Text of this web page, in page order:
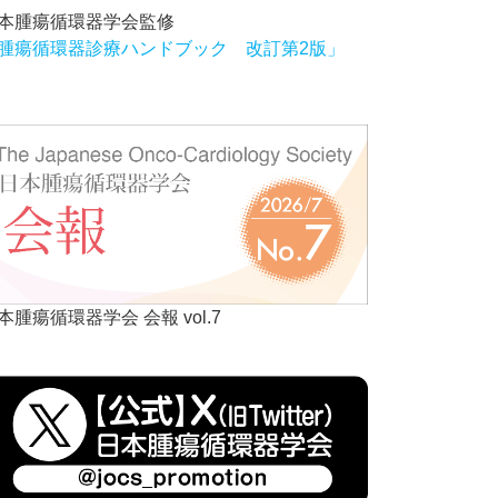
腫瘍循環器学会監修
腫瘍循環器診療ハンドブック 改訂第2版」
腫瘍循環器学会 会報 vol.7